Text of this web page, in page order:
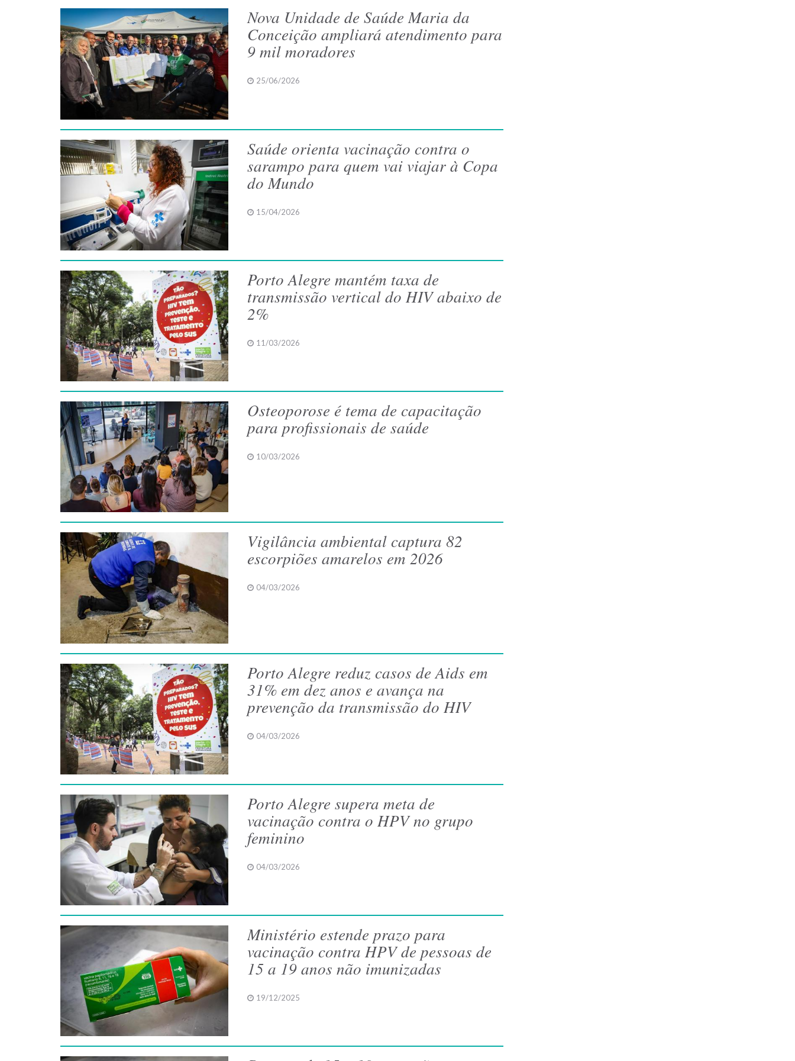
Nova Unidade de Saúde Maria da
Conceição ampliará atendimento para
9 mil moradores
25/06/2026
Saúde orienta vacinação contra o
sarampo para quem vai viajar à Copa
do Mundo
15/04/2026
Porto Alegre mantém taxa de
transmissão vertical do HIV abaixo de
2%
11/03/2026
Osteoporose é tema de capacitação
para profissionais de saúde
10/03/2026
Vigilância ambiental captura 82
escorpiões amarelos em 2026
04/03/2026
Porto Alegre reduz casos de Aids em
31% em dez anos e avança na
prevenção da transmissão do HIV
04/03/2026
Porto Alegre supera meta de
vacinação contra o HPV no grupo
feminino
04/03/2026
Ministério estende prazo para
vacinação contra HPV de pessoas de
15 a 19 anos não imunizadas
19/12/2025